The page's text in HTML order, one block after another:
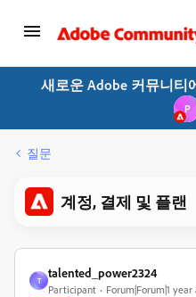
새로운 Adobe 커뮤니티
P
질문
계정, 결제 및 플랜
T
talented_power2324
Participant
Forum|Forum|1 year